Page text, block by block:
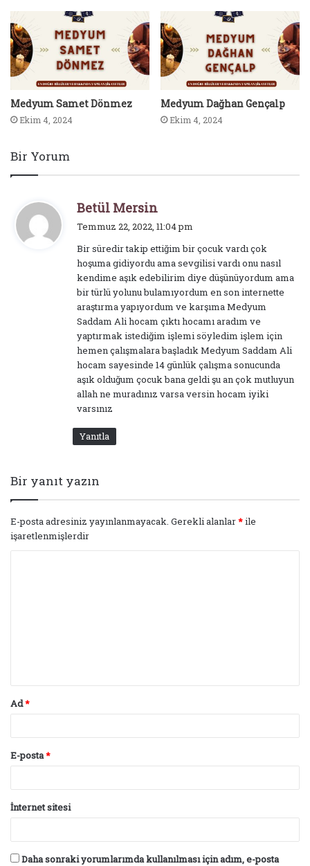
Medyum Samet Dönmez
Ekim 4, 2024
Medyum Dağhan Gençalp
Ekim 4, 2024
Bir Yorum
Betül Mersin
e
i
k
i
:
Temmuz 22, 2022, 11:04 pm
Bir süredir takip ettiğim bir çocuk vardı çok
hoşuma gidiyordu ama sevgilisi vardı onu nasıl
kendime aşık edebilirim diye düşünüyordum ama
bir türlü yolunu bulamıyordum en son internette
araştırma yapıyordum ve karşıma Medyum
Saddam Ali hocam çıktı hocamı aradım ve
yaptırmak istediğim işlemi söyledim işlem için
hemen çalışmalara başladık Medyum Saddam Ali
hocam sayesinde 14 günlük çalışma sonucunda
aşık olduğum çocuk bana geldi şu an çok mutluyun
allah ne muradınız varsa versin hocam iyiki
varsınız
Yanıtla
Bir yanıt yazın
E-posta adresiniz yayınlanmayacak. Gerekli alanlar*ile
işaretlenmişlerdir
Ad*
E-posta*
İnternet sitesi
Daha sonraki yorumlarımda kullanılması için adım, e-posta